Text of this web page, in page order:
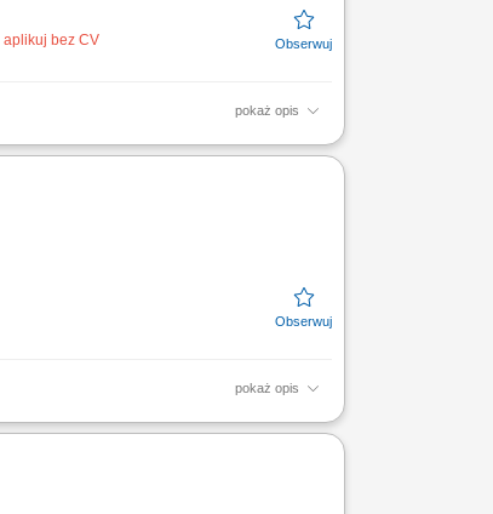
aplikuj bez CV
pokaż opis
i aktywne pozyskiwanie
pokaż opis
motoryzacyjnych? Poszukujemy